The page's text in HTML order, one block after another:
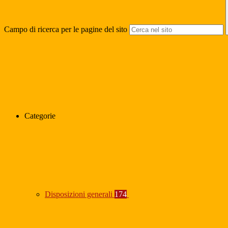
Campo di ricerca per le pagine del sito
Categorie
Disposizioni generali 174